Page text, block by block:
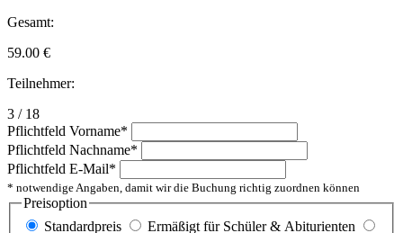
Gesamt:
59.00 €
Teilnehmer:
3 / 18
Pflichtfeld Vorname*
Pflichtfeld Nachname*
Pflichtfeld E-Mail*
* notwendige Angaben, damit wir die Buchung richtig zuordnen können
Preisoption
Standardpreis
Ermäßigt für Schüler & Abiturienten